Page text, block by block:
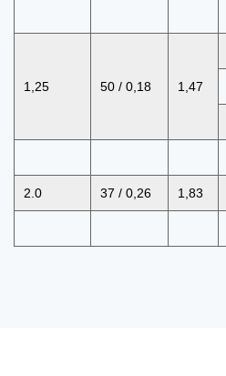
1,25 50 / 0,18 1,47
2.0 37 / 0,26 1,83